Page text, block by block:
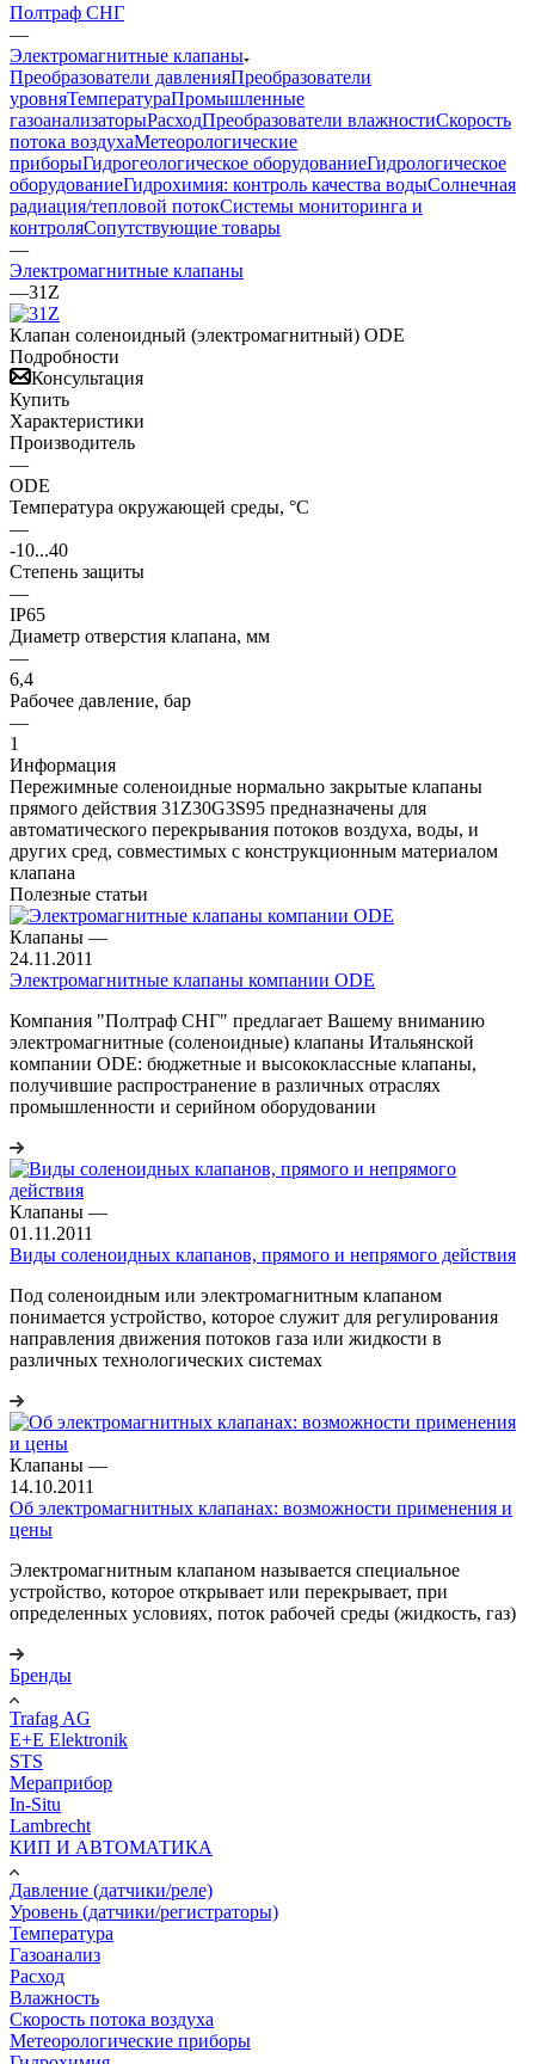
Полтраф СНГ
—
Электромагнитные клапаны
Преобразователи давленияПреобразователи
уровняТемператураПромышленные
газоанализаторыРасходПреобразователи влажностиСкорость
потока воздухаМетеорологические
приборыГидрогеологическое оборудованиеГидрологическое
оборудованиеГидрохимия: контроль качества водыСолнечная
радиация/тепловой потокСистемы мониторинга и
контроляСопутствующие товары
—
Электромагнитные клапаны
—31Z
Клапан соленоидный (электромагнитный) ODE
Подробности
Консультация
Купить
Характеристики
Производитель
—
ODE
Температура окружающей среды, °С
—
-10...40
Степень защиты
—
IP65
Диаметр отверстия клапана, мм
—
6,4
Рабочее давление, бар
—
1
Информация
Пережимные соленоидные нормально закрытые клапаны
прямого действия 31Z30G3S95 предназначены для
автоматического перекрывания потоков воздуха, воды, и
других сред, совместимых с конструкционным материалом
клапана
Полезные статьи
Клапаны —
24.11.2011
Электромагнитные клапаны компании ODE
Компания "Полтраф СНГ" предлагает Вашему вниманию
электромагнитные (соленоидные) клапаны Итальянской
кoмпании ODE: бюджетные и высококлассные клапаны,
получившие распространение в различных отраслях
промышленности и серийном оборудовании
Клапаны —
01.11.2011
Виды соленоидных клапанов, прямого и непрямого действия
Под соленоидным или электромагнитным клапаном
понимается устройство, которое служит для регулирования
направления движения потоков газа или жидкости в
различных технологических системах
Клапаны —
14.10.2011
Об электромагнитных клапанах: возможности применения и
цены
Электромагнитным клапаном называется специальное
устройство, которое открывает или перекрывает, при
определенных условиях, поток рабочей среды (жидкость, газ)
Бренды
Trafag AG
E+E Elektronik
STS
Мераприбор
In-Situ
Lambrecht
КИП И АВТОМАТИКА
Давление (датчики/реле)
Уровень (датчики/регистраторы)
Температура
Газоанализ
Расход
Влажность
Скорость потока воздуха
Метеорологические приборы